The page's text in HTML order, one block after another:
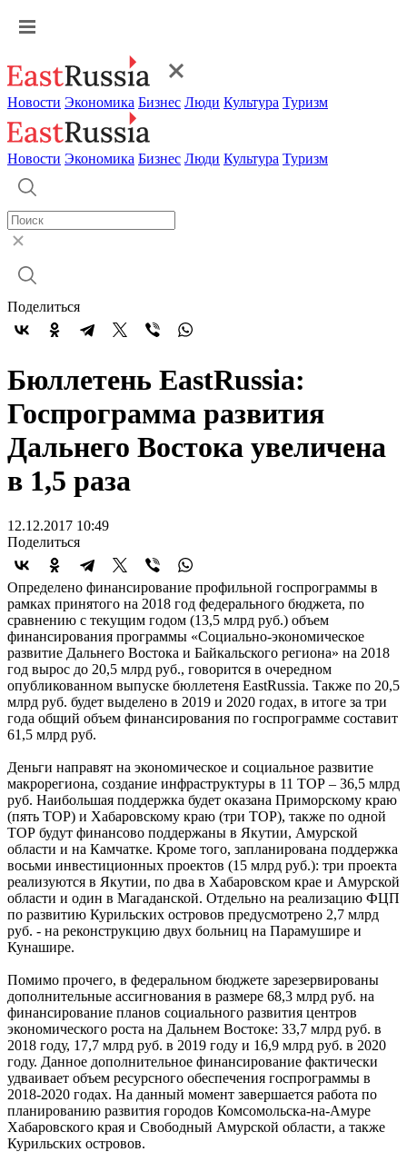
Новости Экономика Бизнес Люди Культура Туризм
Новости Экономика Бизнес Люди Культура Туризм
Поделиться
Бюллетень EastRussia:
Госпрограмма развития
Дальнего Востока увеличена
в 1,5 раза
12.12.2017 10:49
Поделиться
Определено финансирование профильной госпрограммы в
рамках принятого на 2018 год федерального бюджета, по
сравнению с текущим годом (13,5 млрд руб.) объем
финансирования программы «Социально-экономическое
развитие Дальнего Востока и Байкальского региона» на 2018
год вырос до 20,5 млрд руб., говорится в очередном
опубликованном выпуске бюллетеня EastRussia. Также по 20,5
млрд руб. будет выделено в 2019 и 2020 годах, в итоге за три
года общий объем финансирования по госпрограмме составит
61,5 млрд руб.
Деньги направят на экономическое и социальное развитие
макрорегиона, создание инфраструктуры в 11 ТОР – 36,5 млрд
руб. Наибольшая поддержка будет оказана Приморскому краю
(пять ТОР) и Хабаровскому краю (три ТОР), также по одной
ТОР будут финансово поддержаны в Якутии, Амурской
области и на Камчатке. Кроме того, запланирована поддержка
восьми инвестиционных проектов (15 млрд руб.): три проекта
реализуются в Якутии, по два в Хабаровском крае и Амурской
области и один в Магаданской. Отдельно на реализацию ФЦП
по развитию Курильских островов предусмотрено 2,7 млрд
руб. - на реконструкцию двух больниц на Парамушире и
Кунашире.
Помимо прочего, в федеральном бюджете зарезервированы
дополнительные ассигнования в размере 68,3 млрд руб. на
финансирование планов социального развития центров
экономического роста на Дальнем Востоке: 33,7 млрд руб. в
2018 году, 17,7 млрд руб. в 2019 году и 16,9 млрд руб. в 2020
году. Данное дополнительное финансирование фактически
удваивает объем ресурсного обеспечения госпрограммы в
2018-2020 годах. На данный момент завершается работа по
планированию развития городов Комсомольска-на-Амуре
Хабаровского края и Свободный Амурской области, а также
Курильских островов.